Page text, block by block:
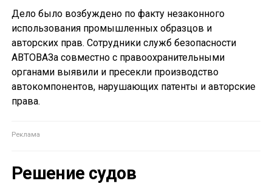
Дело было возбуждено по факту незаконного
использования промышленных образцов и
авторских прав. Сотрудники служб безопасности
АВТОВАЗа совместно с правоохранительными
органами выявили и пресекли производство
автокомпонентов, нарушающих патенты и авторские
права.
Решение судов